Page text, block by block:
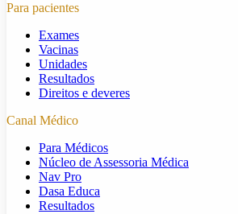
Para pacientes
Exames
Vacinas
Unidades
Resultados
Direitos e deveres
Canal Médico
Para Médicos
Núcleo de Assessoria Médica
Nav Pro
Dasa Educa
Resultados